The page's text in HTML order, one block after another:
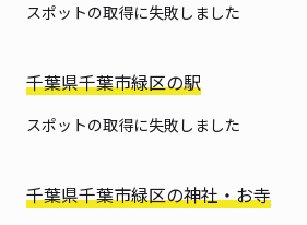
スポットの取得に失敗しました
千葉県千葉市緑区の駅
スポットの取得に失敗しました
千葉県千葉市緑区の神社・お寺